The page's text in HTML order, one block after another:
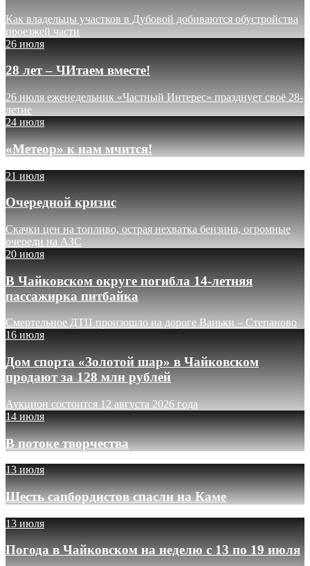
Как владельцы участков в Дубовой добиваются обустройства
проезжей части
26 июля
28 лет – ЧИтаем вместе!
26 июля еженедельник «Частный Интерес» празднует своё 28-
летие
24 июля
«Метеор» к нам мчится!
21 июля
Очередной кризис
Скачки цен на топливо, острая нехватка бензина, огромные
очереди на АЗС
20 июля
В Чайковском округе погибла 14-летняя
пассажирка питбайка
Смертельное ДТП произошло на дороге Ваньки – Степаново
16 июля
Дом спорта «Золотой шар» в Чайковском
продают за 128 млн рублей
Аукцион состоится 12 августа 2026 года
14 июля
В потоке творчества
13 июля
Шесть сапбордистов спасли на Каме
13 июля
Погода в Чайковском на неделю с 13 по 19 июля